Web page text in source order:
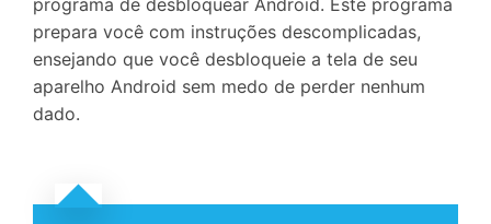
prepara você com instruções descomplicadas,
ensejando que você desbloqueie a tela de seu
aparelho Android sem medo de perder nenhum
dado.